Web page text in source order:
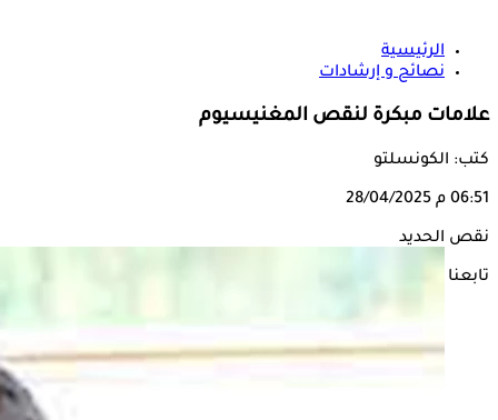
الرئيسية
نصائح و إرشادات
علامات مبكرة لنقص المغنيسيوم
كتب: الكونسلتو
06:51 م 28/04/2025
نقص الحديد
تابعنا على